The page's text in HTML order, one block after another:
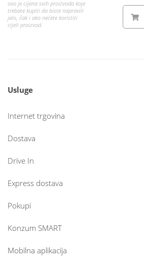
ovo je cijena svih proizvoda koje
trebate kupiti da biste napravili
jelo, čak i ako nećete koristiti
cijeli proizvod.
Usluge
Internet trgovina
Dostava
Drive In
Express dostava
Pokupi
Konzum SMART
Mobilna aplikacija